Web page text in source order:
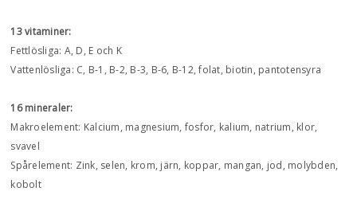
13 vitaminer:
Fettlösliga: A, D, E och K
Vattenlösliga: C, B-1, B-2, B-3, B-6, B-12, folat, biotin, pantotensyra
16 mineraler:
Makroelement: Kalcium, magnesium, fosfor, kalium, natrium, klor,
svavel
Spårelement: Zink, selen, krom, järn, koppar, mangan, jod, molybden,
kobolt